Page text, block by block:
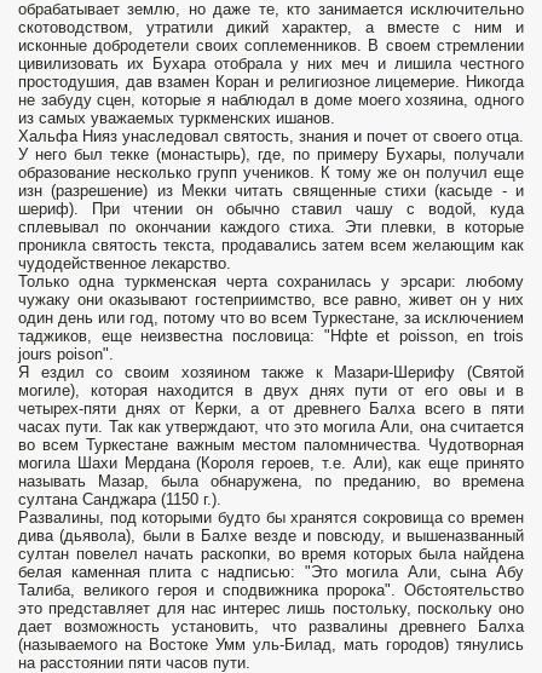
обрабатывает землю, но даже те, кто занимается исключительно
скотоводством, утратили дикий характер, а вместе с ним и
исконные добродетели своих соп­леменников. В своем стремлении
цивилизовать их Бухара отоб­рала у них меч и лишила честного
простодушия, дав взамен Коран и религиозное лицемерие. Никогда
не забуду сцен, ко­торые я наблюдал в доме моего хозяина, одного
из самых уважаемых туркменских ишанов.
Хальфа Нияз унаследовал святость, знания и почет от своего отца.
У него был текке (монастырь), где, по примеру Бухары, получали
образование несколько групп учеников. К тому же он получил еще
изн (разрешение) из Мекки читать священные стихи (касыде - и
шериф). При чтении он обычно ставил чашу с водой, куда
сплевывал по окончании каждого стиха. Эти плевки, в которые
проникла святость текста, продавались затем всем желающим как
чудодейственное лекарство.
Только одна туркменская черта сохранилась у эрсари: любому
чужаку они оказывают госте­приимство, все равно, живет он у них
один день или год, потому что во всем Туркестане, за исключением
таджиков, еще не­известна пословица: "Hфte et poisson, en trois
jours poison".
Я ездил со своим хозяином также к Мазари-Шерифу (Святой
могиле), которая находится в двух днях пути от его овы и в
четырех-пяти днях от Керки, а от древнего Балха всего в пяти
часах пути. Так как утверждают, что это могила Али, она считается
во всем Туркестане важным местом паломничества. Чудотворная
могила Шахи Мердана (Короля героев, т.е. Али), как еще принято
называть Мазар, была обнаружена, по преда­нию, во времена
султана Санджара (1150 г.).
Развалины, под которыми будто бы хранятся сокровища со времен
дива (дьявола), были в Балхе везде и повсюду, и вышеназванный
султан повелел начать раскопки, во время которых была найдена
белая каменная плита с надписью: "Это могила Али, сына Абу
Талиба, великого героя и сподвижника пророка". Обстоятельство
это представляет для нас интерес лишь постольку, поскольку оно
дает возможность установить, что развалины древнего Балха
(называемого на Востоке Умм уль-Билад, мать городов) тяну­лись
на расстоянии пяти часов пути.